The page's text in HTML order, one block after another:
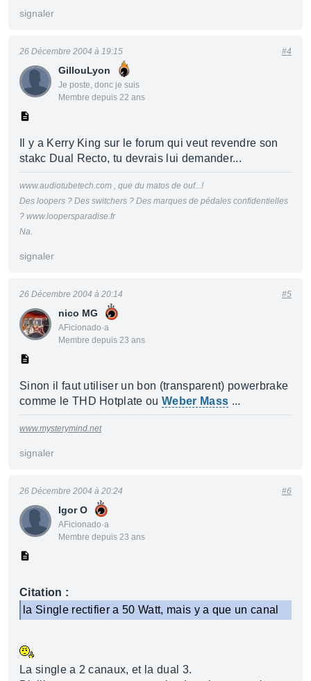
signaler
GillouLyon
Je poste, donc je suis
Membre depuis 22 ans
26 Décembre 2004 à 19:15 #4
Il y a Kerry King sur le forum qui veut revendre son
stakc Dual Recto, tu devrais lui demander...
www.audiotubetech.com , que du matos de ouf...!
Des loopers ? Des switchers ? Des marques de pédales confidentielles
? www.loopersparadise.fr
Na.
signaler
nico MG
AFicionado·a
Membre depuis 23 ans
26 Décembre 2004 à 20:14 #5
Sinon il faut utiliser un bon (transparent) powerbrake
comme le THD Hotplate ouWeber Mass ...
www.mysterymind.net
signaler
Igor O
AFicionado·a
Membre depuis 23 ans
26 Décembre 2004 à 20:24 #6
Citation :
la Single rectifier a 50 Watt, mais y a que un canal
La single a 2 canaux, et la dual 3.